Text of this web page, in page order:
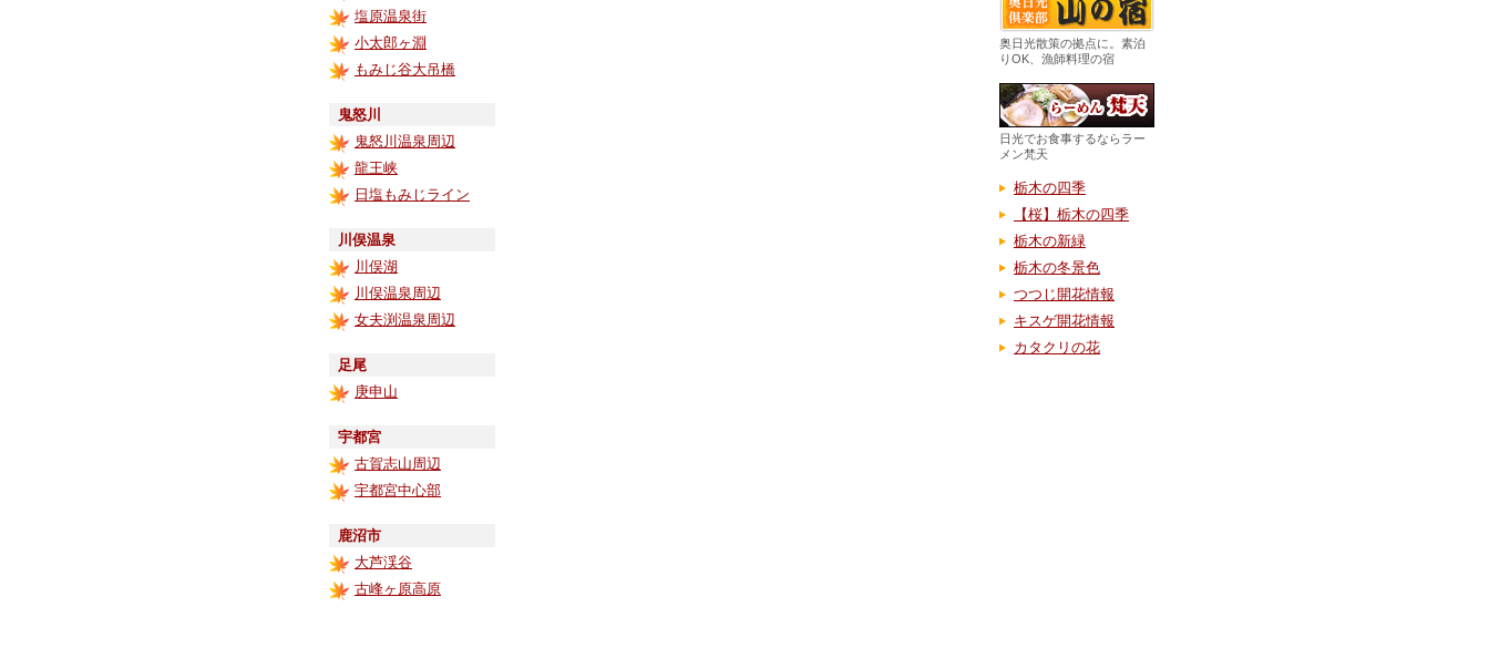
塩原温泉街
小太郎ヶ淵
もみじ谷大吊橋
鬼怒川
鬼怒川温泉周辺
龍王峡
日塩もみじライン
川俣温泉
川俣湖
川俣温泉周辺
女夫渕温泉周辺
足尾
庚申山
宇都宮
古賀志山周辺
宇都宮中心部
鹿沼市
大芦渓谷
古峰ヶ原高原
奥日光散策の拠点に。素泊
りOK、漁師料理の宿
日光でお食事するならラー
メン梵天
栃木の四季
【桜】栃木の四季
栃木の新緑
栃木の冬景色
つつじ開花情報
キスゲ開花情報
カタクリの花